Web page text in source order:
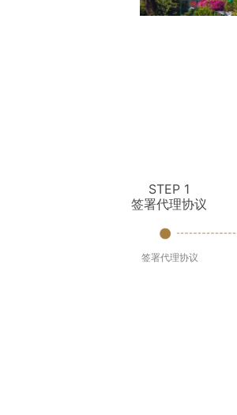
STEP 1
签署代理协议
签署代理协议